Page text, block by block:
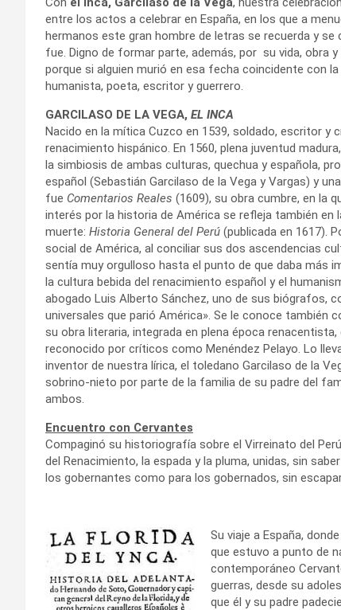
entre los actos a celebrar en España, en los que a
hermanos este gran hombre de letras se recuerda y
fue. Digno de formar parte, además, por su vida, obra
porque si alguien murió en esa fecha coincidente con
humanista, poeta, escritor y guerrero.
GARCILASO DE LA VEGA, EL INCA
Nacido en la mítica Cuzco en 1539, soldado, escritor
renacimiento hispánico. En 1560, plena juventud
la simbiosis de ambas culturas, quechua y española,
español (Sebastián Garcilaso de la Vega y Vargas) y
fue Comentarios Reales (1609), su obra cumbre, en la
interés por la historia de América se refleja también en
muerte: Historia General del Perú (publicada en 1617).
social de América, al conciliar sus dos ascendencias
sentía muy orgulloso hasta el punto de que daba más
la cultura bebida del renacimiento español y el
abogado Luis Alberto Sánchez, uno de sus biógrafos,
universales que parió América». Se le conoce también
su obra literaria, integrada en plena época
reconocido por críticos como Menéndez Pelayo. Lo
inventor de nuestra lírica, el toledano Garcilaso de la
sobrino-nieto por parte de la familia de su padre del
ambos.
Encuentro con Cervantes
Compaginó su historiografía sobre el Virreinato del
del Renacimiento, la espada y la pluma, unidas, sin
los gobernantes como para los gobernados, sin
Su viaje a España,
que estuvo a punto de
contemporáneo
guerras, desde su
que él y su padre